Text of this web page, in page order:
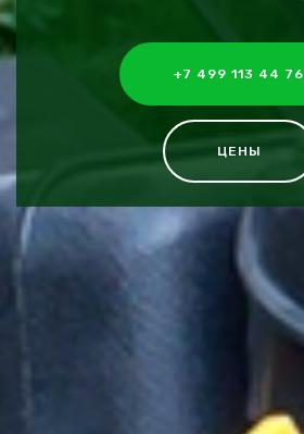
+7 499 113 44 76
ЦЕНЫ